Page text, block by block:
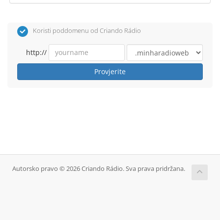
Koristi poddomenu od Criando Rádio
http://
Provjerite
Autorsko pravo © 2026 Criando Rádio. Sva prava pridržana.